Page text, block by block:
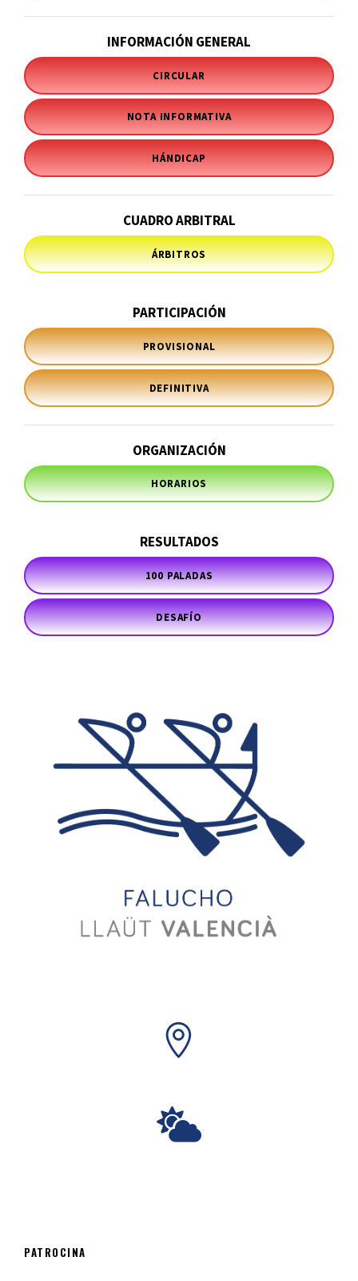
INFORMACIÓN GENERAL
CIRCULAR
NOTA INFORMATIVA
HÁNDICAP
CUADRO ARBITRAL
ÁRBITROS
PARTICIPACIÓN
PROVISIONAL
DEFINITIVA
ORGANIZACIÓN
HORARIOS
RESULTADOS
100 PALADAS
DESAFÍO
PATROCINA